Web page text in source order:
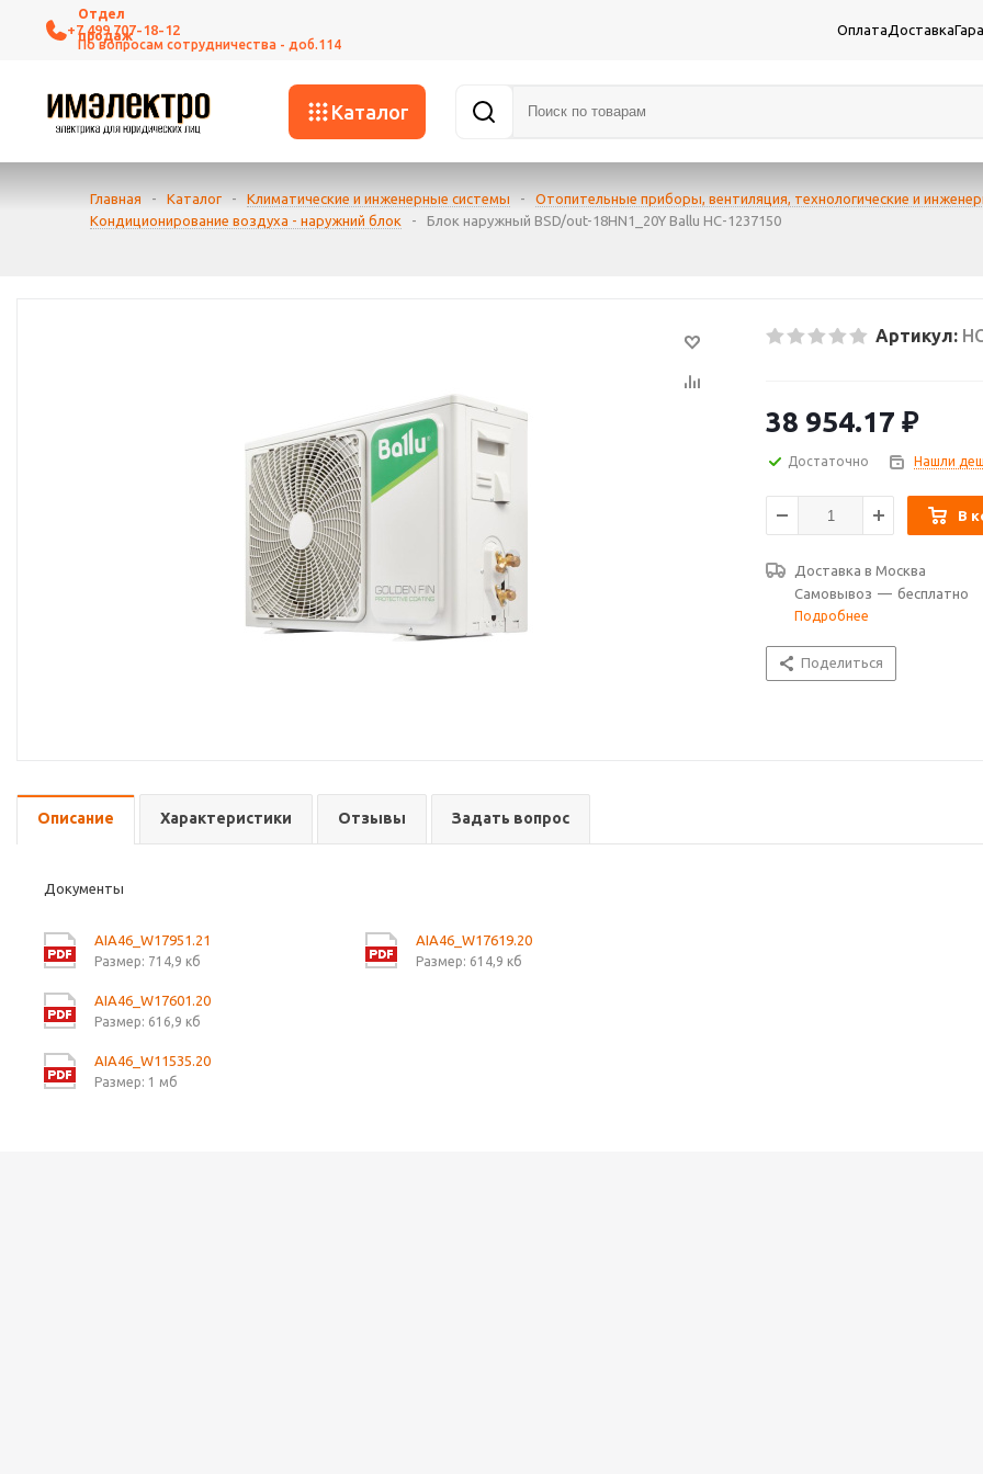
+7 499 707-18-12 ОплатаДоставка
Каталог
Главная - Каталог - Климатические и инженерные системы - Отопительные приборы, вентиляция, технологические и
Кондиционирование воздуха - наружний блок
- Блок наружный BSD/out-18HN1_20Y Ballu НС-1237150
Артикул:
38 954.17 ₽
Достаточно Нашли
В
Доставка в Москва
Самовывоз — бесплатно
Подробнее
Поделиться
Описание Характеристики Отзывы Задать вопрос
Документы
AIA46_W17951.21
Размер: 714,9 кб
AIA46_W17601.20
Размер: 616,9 кб
AIA46_W11535.20
Размер: 1 мб
AIA46_W17619.20
Размер: 614,9 кб